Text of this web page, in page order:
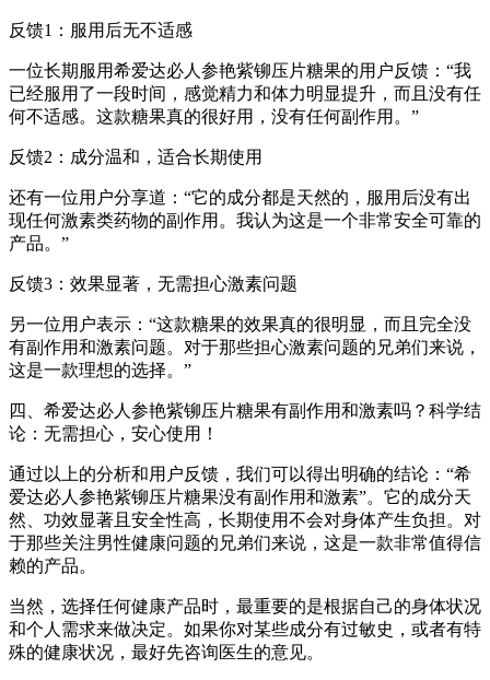
反馈1：服用后无不适感
一位长期服用希爱达必人参艳紫铆压片糖果的用户反馈：“我
已经服用了一段时间，感觉精力和体力明显提升，而且没有任
何不适感。这款糖果真的很好用，没有任何副作用。”
反馈2：成分温和，适合长期使用
还有一位用户分享道：“它的成分都是天然的，服用后没有出
现任何激素类药物的副作用。我认为这是一个非常安全可靠的
产品。”
反馈3：效果显著，无需担心激素问题
另一位用户表示：“这款糖果的效果真的很明显，而且完全没
有副作用和激素问题。对于那些担心激素问题的兄弟们来说，
这是一款理想的选择。”
四、希爱达必人参艳紫铆压片糖果有副作用和激素吗？科学结
论：无需担心，安心使用！
通过以上的分析和用户反馈，我们可以得出明确的结论：“希
爱达必人参艳紫铆压片糖果没有副作用和激素”。它的成分天
然、功效显著且安全性高，长期使用不会对身体产生负担。对
于那些关注男性健康问题的兄弟们来说，这是一款非常值得信
赖的产品。
当然，选择任何健康产品时，最重要的是根据自己的身体状况
和个人需求来做决定。如果你对某些成分有过敏史，或者有特
殊的健康状况，最好先咨询医生的意见。